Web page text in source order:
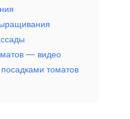
— видео
томатов